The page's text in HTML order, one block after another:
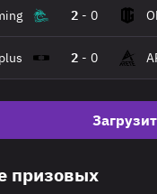
2 - 0
2 - 0
призовых